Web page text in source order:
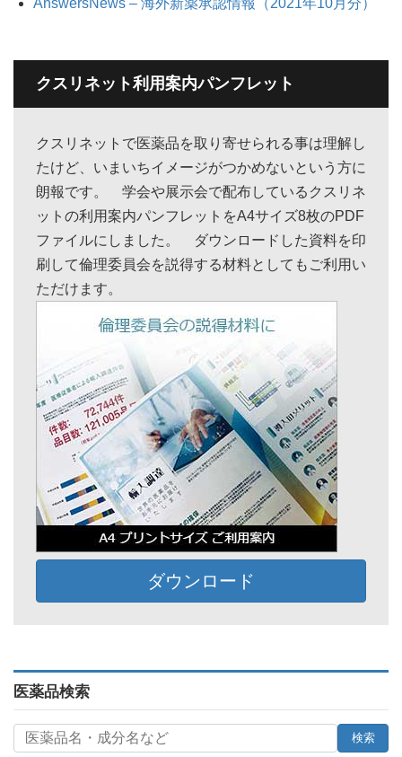
クスリネット利用案内パンフレット
クスリネットで医薬品を取り寄せられる事は理解し
たけど、いまいちイメージがつかめないという方に
朗報です。 学会や展示会で配布しているクスリネ
ットの利用案内パンフレットをA4サイズ8枚のPDF
ファイルにしました。 ダウンロードした資料を印
刷して倫理委員会を説得する材料としてもご利用い
ただけます。
ダウンロード
医薬品検索